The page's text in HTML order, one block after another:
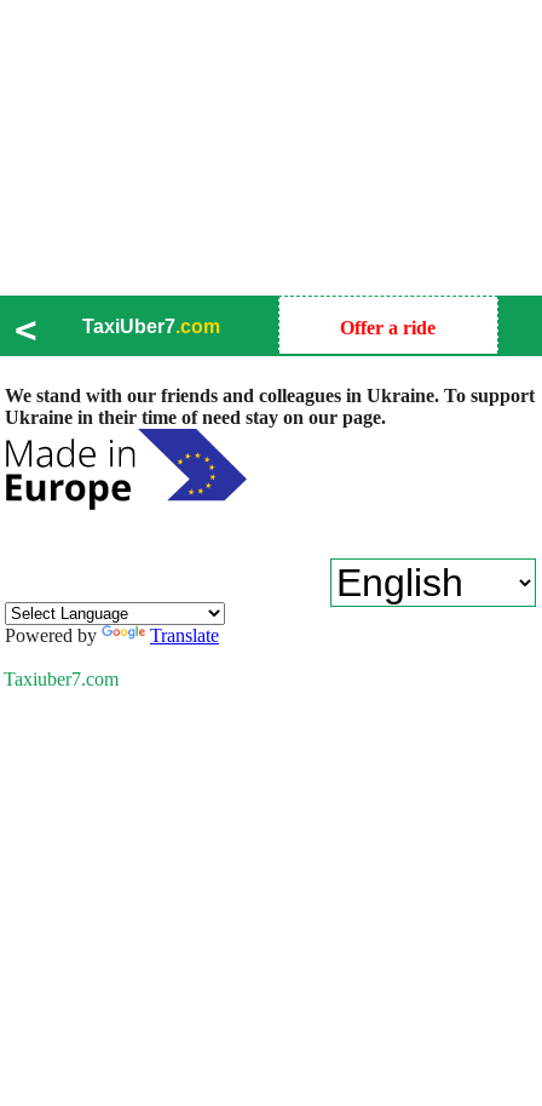
< TaxiUber7.com Offer a ride
We stand with our friends and colleagues in Ukraine. To support
Ukraine in their time of need stay on our page.
Powered by Translate
Taxiuber7.com